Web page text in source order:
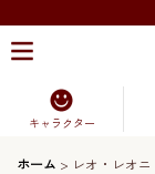
キャラクター
ホーム > レオ・レオニ